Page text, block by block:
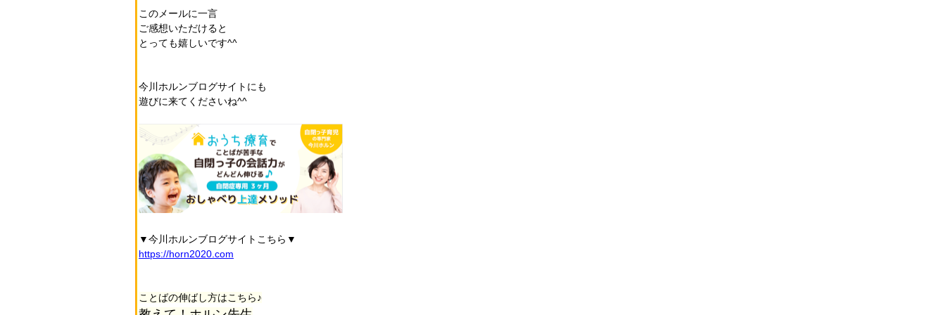
このメールに一言
ご感想いただけると
とっても嬉しいです^^
今川ホルンブログサイトにも
遊びに来てくださいね^^
▼今川ホルンブログサイトこちら▼
https://horn2020.com
ことばの伸ばし方はこちら♪